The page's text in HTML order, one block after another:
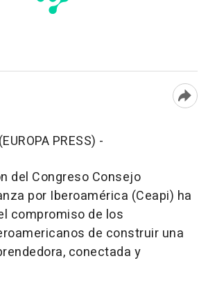
PRESS) -
del Congreso Consejo
por Iberoamérica (Ceapi) ha
compromiso de los
de construir una
conectada y